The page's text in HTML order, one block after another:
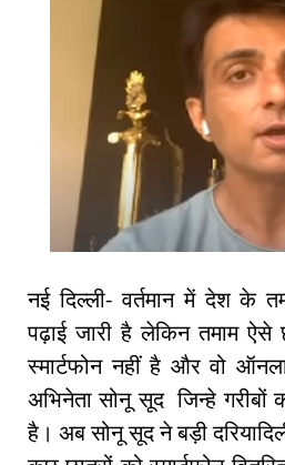
नई दिल्ली- वर्तमान में देश के
पढ़ाई जारी है लेकिन तमाम
स्मार्टफोन नहीं है और वो
अभिनेता सोनू सूद जिन्हे गरीबों
है। अब सोनू सूद ने बड़ी